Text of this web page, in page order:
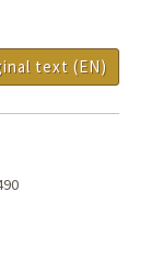
text (EN)